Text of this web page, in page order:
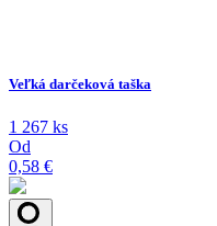
Veľká darčeková taška
1 267 ks
Od
0,58 €